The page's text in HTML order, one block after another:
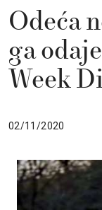
Odeća
ga
Week
02/11/2020